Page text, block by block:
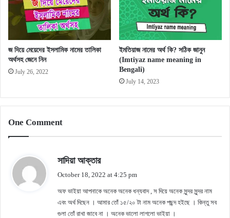
জ দিয়ে মেয়েদের ইসলামিক নামের তালিকা
অর্থসহ জেনে নিন
July 26, 2022
ইমতিয়াজ নামের অর্থ কি? সঠিক জানুন
(Imtiyaz name meaning in
Bengali)
July 14, 2023
One Comment
সাদিয়া আক্তারs
s
:
October 18, 2022 at 4:25 pm
অফ ভাইয়া আপনাকে অনেক অনেক ধন্যবাদ , স দিয়ে অনেক সুন্দর সুন্দর নাম
এবং অর্থ দিছেন । আমার তোঁ ১৫/২০ টা নাম অনেক পছন্দ হইছে । কিন্তু সব
গুলা তোঁ রাখা জাবে না । অনেক ভালো লাগলো ভাইয়া ।